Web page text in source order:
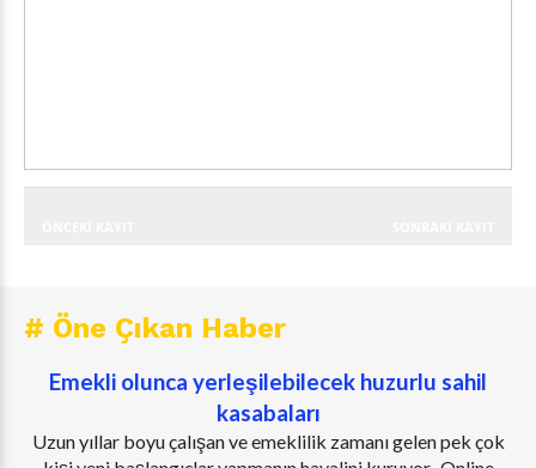
# Öne Çıkan Haber
Emekli olunca yerleşilebilecek huzurlu sahil
kasabaları
Uzun yıllar boyu çalışan ve emeklilik zamanı gelen pek çok